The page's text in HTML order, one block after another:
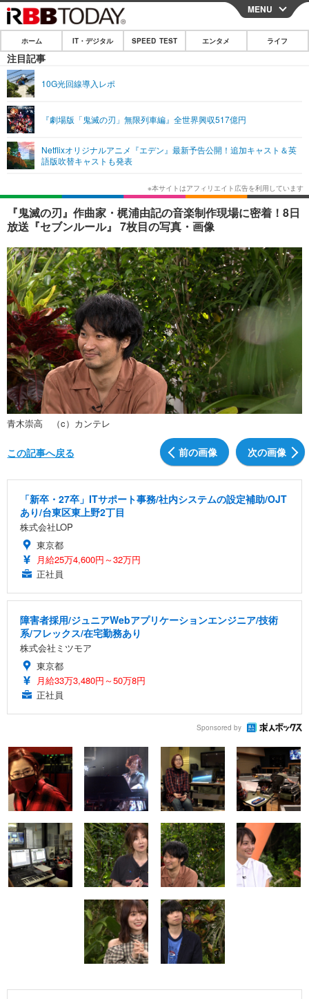
CLOSE
ホーム
IT・デジタル
ショッピング その他
SPEED TEST
エンタメ
エンタメTOP
韓国・芸能
音楽 スポーツ
ショッピング その他
ライフ
ライフTOP グルメ
ペット ショッピング
その他
リリース一覧
プッシュ通知の停止方法
MENU
ホーム IT・デジタル SPEED TEST エンタメ ライフ
注目記事
10G光回線導入レポ
『劇場版「鬼滅の刃」無限列車編』全世界興収517億円
Netflixオリジナルアニメ『エデン』最新予告公開！追加キャスト＆英
語版吹替キャストも発表
『鬼滅の刃』作曲家・梶浦由記の音楽制作現場に密着！8日
放送『セブンルール』 7枚目の写真・画像
青木崇高 （c）カンテレ
前の画像 次の画像
この記事へ戻る
「新卒・27卒」ITサポート事務/社内システムの設定補助/OJT
あり/台東区東上野2丁目
株式会社LOP
東京都
月給25万4,600円～32万円
正社員
障害者採用/ジュニアWebアプリケーションエンジニア/技術
系/フレックス/在宅勤務あり
株式会社ミツモア
東京都
月給33万3,480円～50万8円
正社員
Sponsored by